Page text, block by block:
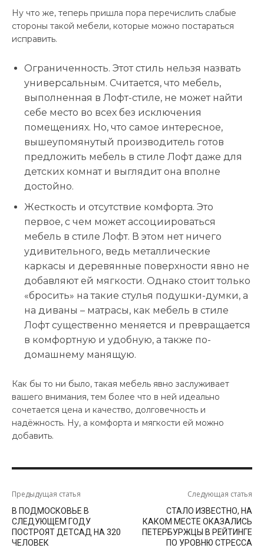
Ну что же, теперь пришла пора перечислить слабые
стороны такой мебели, которые можно постараться
исправить.
Ограниченность. Этот стиль нельзя назвать
универсальным. Считается, что мебель,
выполненная в Лофт-стиле, не может найти
себе место во всех без исключения
помещениях. Но, что самое интересное,
вышеупомянутый производитель готов
предложить мебель в стиле Лофт даже для
детских комнат и выглядит она вполне
достойно.
Жесткость и отсутствие комфорта. Это
первое, с чем может ассоциироваться
мебель в стиле Лофт. В этом нет ничего
удивительного, ведь металлические
каркасы и деревянные поверхности явно не
добавляют ей мягкости. Однако стоит только
«бросить» на такие стулья подушки-думки, а
на диваны – матрасы, как мебель в стиле
Лофт существенно меняется и превращается
в комфортную и удобную, а также по-
домашнему манящую.
Как бы то ни было, такая мебель явно заслуживает
вашего внимания, тем более что в ней идеально
сочетается цена и качество, долговечность и
надёжность. Ну, а комфорта и мягкости ей можно
добавить.
Предыдущая статья
В ПОДМОСКОВЬЕ В
СЛЕДУЮЩЕМ ГОДУ
ПОСТРОЯТ ДЕТСАД НА 320
ЧЕЛОВЕК
Следующая статья
СТАЛО ИЗВЕСТНО, НА
КАКОМ МЕСТЕ ОКАЗАЛИСЬ
ПЕТЕРБУРЖЦЫ В РЕЙТИНГЕ
ПО УРОВНЮ СТРЕССА